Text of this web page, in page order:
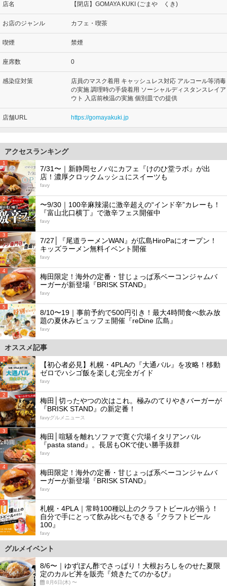
店名 【閉店】GOMAYA KUKI (ごまや くき)
お店のジャンル カフェ・喫茶
喫煙 禁煙
座席数 0
感染症対策
店員のマスク着用 キャッシュレス対応 アルコール等消毒
の実施 調理時の手袋着用 ソーシャルディスタンスレイア
ウト 入店前検温の実施 個別皿での提供
店舗URL https://gomayakuki.jp
アクセスランキング
1
7/31〜｜新静岡セノバにカフェ『けのひ堂ラボ』が出
店！濃厚クロックムッシュにスイーツも
favy
2
〜9/30｜100辛麻辣湯に激辛超えの“インド辛”カレーも！
『富山北口横丁』で激辛フェス開催中
favy
3
7/27│『尾道ラーメンWAN』が広島HiroPaにオープン！
キッズラーメン無料イベント開催
favy
4
梅田限定！海外の定番・甘じょっぱ系ベーコンジャムバ
ーガーが新登場『BRISK STAND』
favy
5
8/10〜19｜事前予約で500円引き！最大4時間食べ飲み放
題の夏休みビュッフェ開催『reDine 広島』
favy
オススメ記事
1
【初心者必見】札幌・4PLAの『大通バル』を攻略！移動
ゼロでハシゴ飯を楽しむ完全ガイド
favy
2
梅田│切ったやつの次はこれ。極みのてりやきバーガーが
『BRISK STAND』の新定番！
favyグルメニュース
3
梅田│喧騒を離れソファで寛ぐ穴場イタリアンバル
『pasta stand』。長居もOKで使い勝手抜群
favy
4
梅田限定！海外の定番・甘じょっぱ系ベーコンジャムバ
ーガーが新登場『BRISK STAND』
favy
5
札幌・4PLA｜常時100種以上のクラフトビールが揃う！
自分で手にとって飲み比べもできる『クラフトビール
100』
favy
グルメイベント
8/6〜｜ゆずぽん酢でさっぱり！大根おろしをのせた夏限
定のカルビ丼を販売『焼きたてのかるび』
8月6日(木) 〜